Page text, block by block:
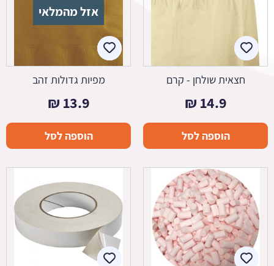
חצאית שולחן - קרם
14.9
₪
הוספה לסל
אזל מהמלאי
מפיות גדולות זהב
13.9
₪
הוספה לסל